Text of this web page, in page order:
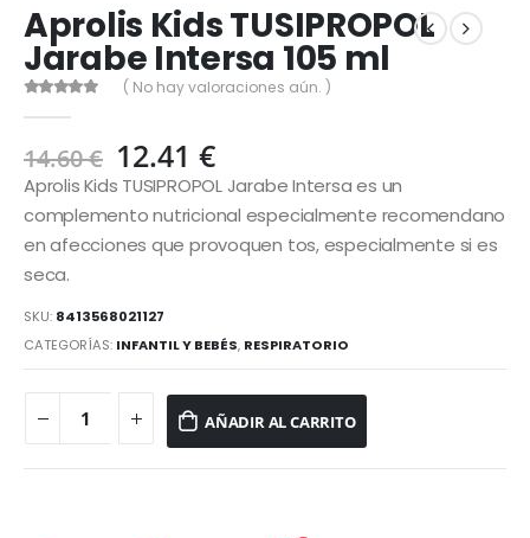
Aprolis Kids TUSIPROPOL
Jarabe Intersa 105 ml
( No hay valoraciones aún. )
14.60€ El
precio
original
era:
12.41€
precio
actual
es:
Aprolis Kids TUSIPROPOL Jarabe Intersa es un
complemento nutricional especialmente recomendano
en afecciones que provoquen tos, especialmente si es
seca.
SKU: 8413568021127
CATEGORÍAS: INFANTIL Y BEBÉS, RESPIRATORIO
AÑADIR AL CARRITO